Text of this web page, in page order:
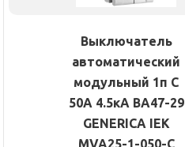
Выключатель
автоматический
модульный 1п C
50А 4.5кА ВА47-29
GENERICA IEK
MVA25-1-050-C